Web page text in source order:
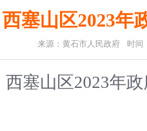
西塞山区2023年
来源：黄石市人民政府 时间
西塞山区2023年